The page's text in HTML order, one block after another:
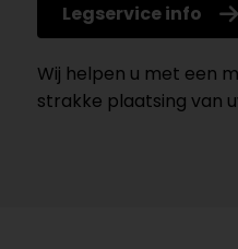
Legservice info
Wij helpen u met een
strakke plaatsing van